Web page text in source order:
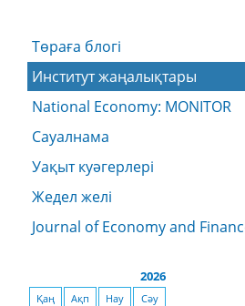
Төраға блогі
Институт жаңалықтары
National Economy: MONITOR
Сауалнама
Уақыт куәгерлері
Жедел желі
Journal of Economy and
2026
Қаң Ақп Нау
Сәу